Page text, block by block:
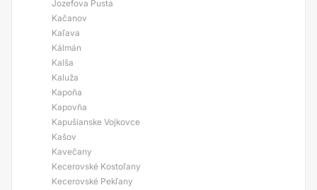
Jozefova Pusta
Kačanov
Kaľava
Kálmán
Kalša
Kaluža
Kapoňa
Kapovňa
Kapušianske Vojkovce
Kašov
Kavečany
Kecerovské Kostoľany
Kecerovské Pekľany